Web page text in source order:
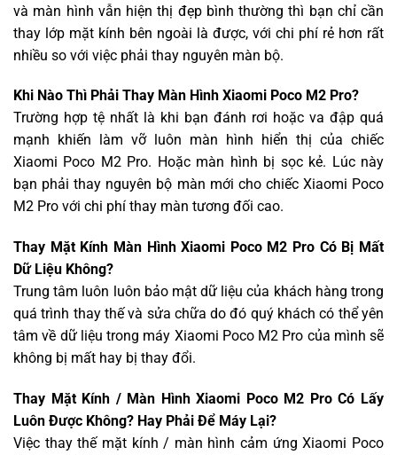
và màn hình vẫn hiện thị đẹp bình thường thì bạn chỉ cần
thay lớp mặt kính bên ngoài là được, với chi phí rẻ hơn rất
nhiều so với việc phải thay nguyên màn bộ.
Khi Nào Thì Phải Thay Màn Hình Xiaomi Poco M2 Pro?
Trường hợp tệ nhất là khi bạn đánh rơi hoặc va đập quá
mạnh khiến làm vỡ luôn màn hình hiển thị của chiếc
Xiaomi Poco M2 Pro. Hoặc màn hình bị sọc kẻ. Lúc này
bạn phải thay nguyên bộ màn mới cho chiếc Xiaomi Poco
M2 Pro với chi phí thay màn tương đối cao.
Thay Mặt Kính Màn Hình Xiaomi Poco M2 Pro Có Bị Mất
Dữ Liệu Không?
Trung tâm luôn luôn bảo mật dữ liệu của khách hàng trong
quá trình thay thế và sửa chữa do đó quý khách có thể yên
tâm về dữ liệu trong máy Xiaomi Poco M2 Pro của mình sẽ
không bị mất hay bị thay đổi.
Thay Mặt Kính / Màn Hình Xiaomi Poco M2 Pro Có Lấy
Luôn Được Không? Hay Phải Để Máy Lại?
Việc thay thế mặt kính / màn hình cảm ứng Xiaomi Poco